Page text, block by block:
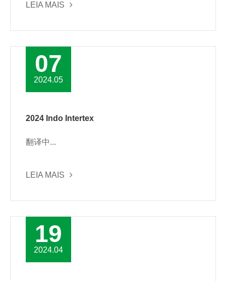
LEIA MAIS
07
2024.05
2024 Indo Intertex
翻译中...
LEIA MAIS
19
2024.04